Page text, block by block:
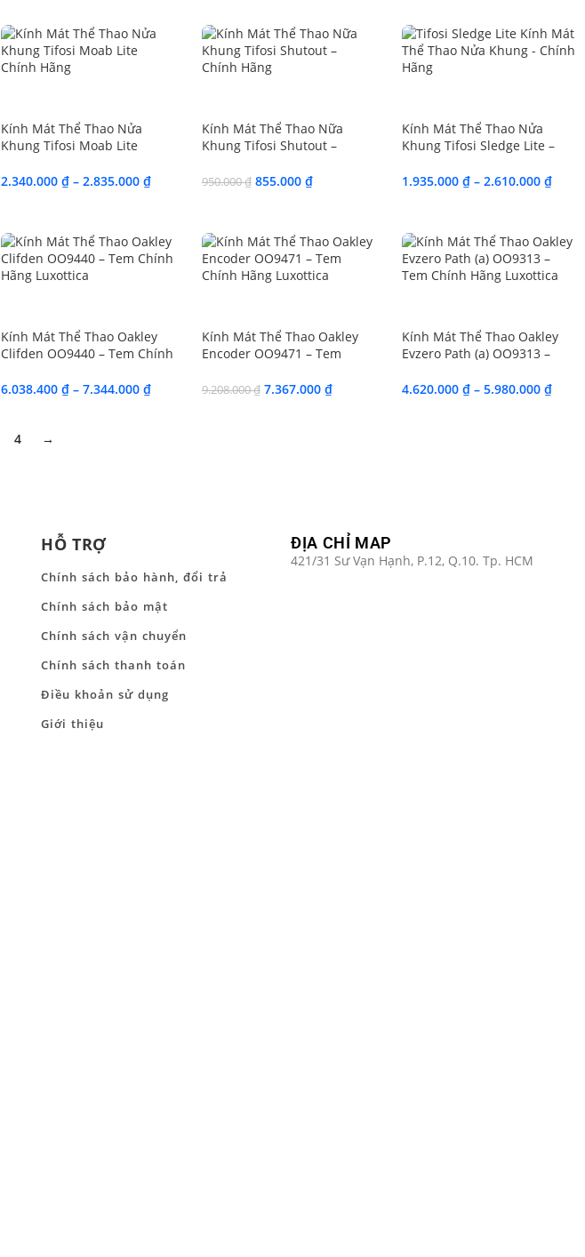
Kính Mát Thể Thao Nửa
Khung Tifosi Moab Lite
2.340.000 ₫ – 2.835.000 ₫
Kính Mát Thể Thao Nữa
Khung Tifosi Shutout –
950.000₫ 855.000 ₫
Kính Mát Thể Thao Nửa
Khung Tifosi Sledge Lite –
1.935.000₫ – 2.610.000₫
Kính Mát Thể Thao Oakley
Clifden OO9440 – Tem Chính
6.038.400 ₫ – 7.344.000 ₫
Kính Mát Thể Thao Oakley
Encoder OO9471 – Tem
9.208.000₫ 7.367.000 ₫
Kính Mát Thể Thao Oakley
Evzero Path (a) OO9313 –
4.620.000₫ – 5.980.000₫
4 →
HỖ TRỢ
Chính sách bảo hành, đổi trả
Chính sách bảo mật
Chính sách vận chuyển
Chính sách thanh toán
Điều khoản sử dụng
Giới thiệu
ĐỊA CHỈ MAP
421/31 Sư Vạn Hạnh, P.12, Q.10. Tp. HCM